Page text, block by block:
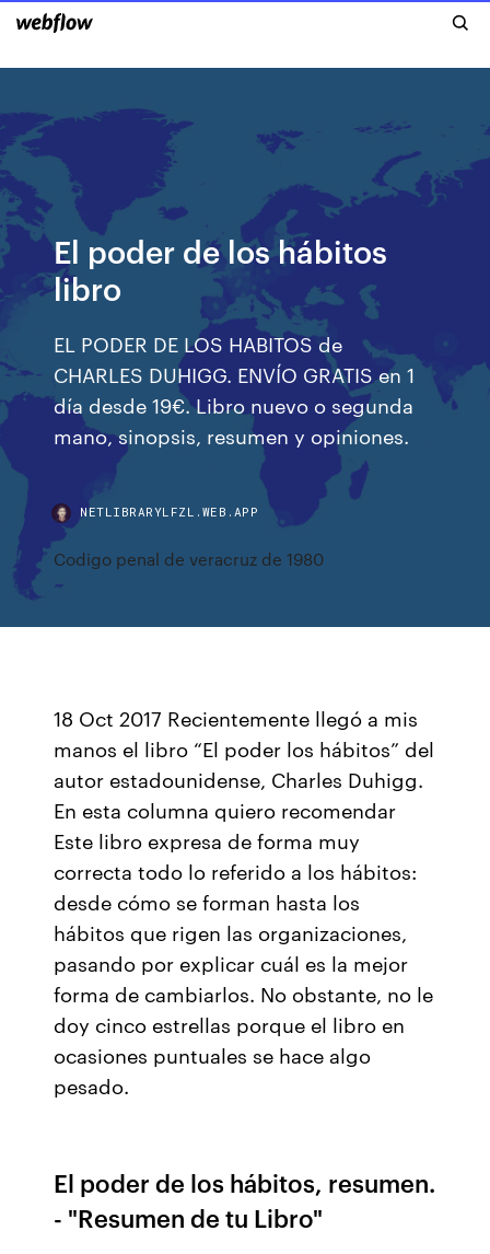
El poder de los hábitos
libro
EL PODER DE LOS HABITOS de
CHARLES DUHIGG. ENVÍO GRATIS en 1
día desde 19€. Libro nuevo o segunda
mano, sinopsis, resumen y opiniones.
NETLIBRARYLFZL.WEB.APP
Codigo penal de veracruz de 1980
18 Oct 2017 Recientemente llegó a mis
manos el libro “El poder los hábitos” del
autor estadounidense, Charles Duhigg.
En esta columna quiero recomendar
Este libro expresa de forma muy
correcta todo lo referido a los hábitos:
desde cómo se forman hasta los
hábitos que rigen las organizaciones,
pasando por explicar cuál es la mejor
forma de cambiarlos. No obstante, no le
doy cinco estrellas porque el libro en
ocasiones puntuales se hace algo
pesado.
El poder de los hábitos, resumen.
- "Resumen de tu Libro"